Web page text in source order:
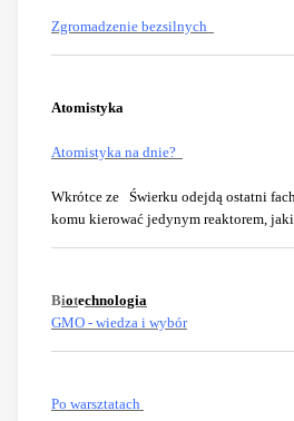
Zgromadzenie bezsilnych
Atomistyka
Atomistyka na dnie?
Wkrótce ze Świerku odejdą ostatni
komu kierować jedynym reaktorem, jaki
Biotechnologia
GMO - wiedza i wybór
Po warsztatach